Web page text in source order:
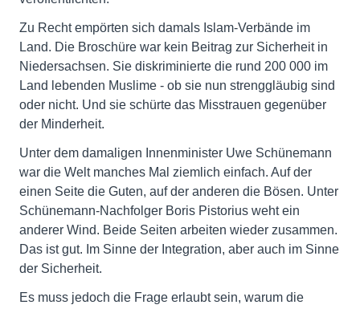
Zu Recht empörten sich damals Islam-Verbände im
Land. Die Broschüre war kein Beitrag zur Sicherheit in
Niedersachsen. Sie diskriminierte die rund 200 000 im
Land lebenden Muslime - ob sie nun strenggläubig sind
oder nicht. Und sie schürte das Misstrauen gegenüber
der Minderheit.
Unter dem damaligen Innenminister Uwe Schünemann
war die Welt manches Mal ziemlich einfach. Auf der
einen Seite die Guten, auf der anderen die Bösen. Unter
Schünemann-Nachfolger Boris Pistorius weht ein
anderer Wind. Beide Seiten arbeiten wieder zusammen.
Das ist gut. Im Sinne der Integration, aber auch im Sinne
der Sicherheit.
Es muss jedoch die Frage erlaubt sein, warum die